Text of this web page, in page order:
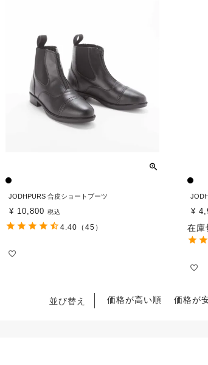
JODHPURS 合皮ショートブーツ
¥ 10,800 税込
4.40 （45）
¥
在庫
並び替え 価格が高い順 価格が